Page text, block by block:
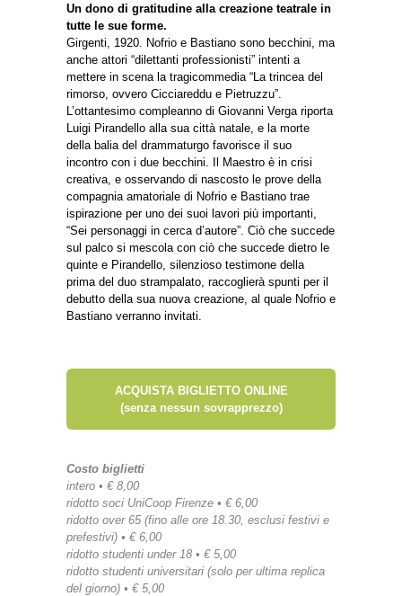
Un dono di gratitudine alla creazione teatrale in
tutte le sue forme.
Girgenti, 1920. Nofrio e Bastiano sono becchini, ma
anche attori “dilettanti professionisti” intenti a
mettere in scena la tragicommedia “La trincea del
rimorso, ovvero Cicciareddu e Pietruzzu”.
L’ottantesimo compleanno di Giovanni Verga riporta
Luigi Pirandello alla sua città natale, e la morte
della balia del drammaturgo favorisce il suo
incontro con i due becchini. Il Maestro è in crisi
creativa, e osservando di nascosto le prove della
compagnia amatoriale di Nofrio e Bastiano trae
ispirazione per uno dei suoi lavori più importanti,
“Sei personaggi in cerca d’autore”. Ciò che succede
sul palco si mescola con ciò che succede dietro le
quinte e Pirandello, silenzioso testimone della
prima del duo strampalato, raccoglierà spunti per il
debutto della sua nuova creazione, al quale Nofrio e
Bastiano verranno invitati.
ACQUISTA BIGLIETTO ONLINE
(senza nessun sovrapprezzo)
Costo biglietti
intero • € 8,00
ridotto soci UniCoop Firenze • € 6,00
ridotto over 65 (fino alle ore 18.30, esclusi festivi e
prefestivi) • € 6,00
ridotto studenti under 18 • € 5,00
ridotto studenti universitari (solo per ultima replica
del giorno) • € 5,00